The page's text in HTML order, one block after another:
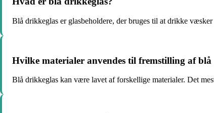
Blå drikkeglas er glasbeholdere, der bruges til at drikke
Hvilke materialer anvendes til fremstilling af
Blå drikkeglas kan være lavet af forskellige materialer. Det